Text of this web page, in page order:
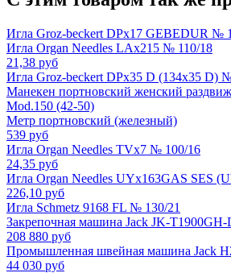
Игла Groz-beckert DPx17 GEBEDUR №
Игла Organ Needles LAx215 № 110/18
21,38 руб
Игла Groz-beckert DPx35 D (134x35 D)
Манекен портновский женский
Mod.150 (42-50)
Метр портновский (железный)
539 руб
Игла Organ Needles TVx7 № 100/16
24,35 руб
Игла Organ Needles UYx163GAS SES
226,10 руб
Игла Schmetz 9168 FL № 130/21
Закрепочная машина Jack JK-
208 880 руб
Промышленная швейная машина Jack
44 030 руб